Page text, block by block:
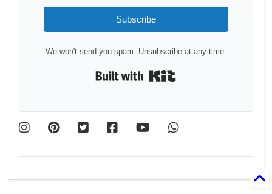
Subscribe
We won't send you spam. Unsubscribe at any time.